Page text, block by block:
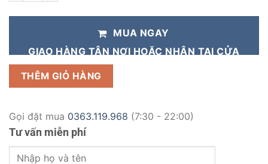
MUA NGAY
GIAO HÀNG TẬN NƠI HOẶC NHẬN TẠI CỬA
THÊM GIỎ HÀNG
Gọi đặt mua 0363.119.968 (7:30 - 22:00)
Tư vấn miễn phí